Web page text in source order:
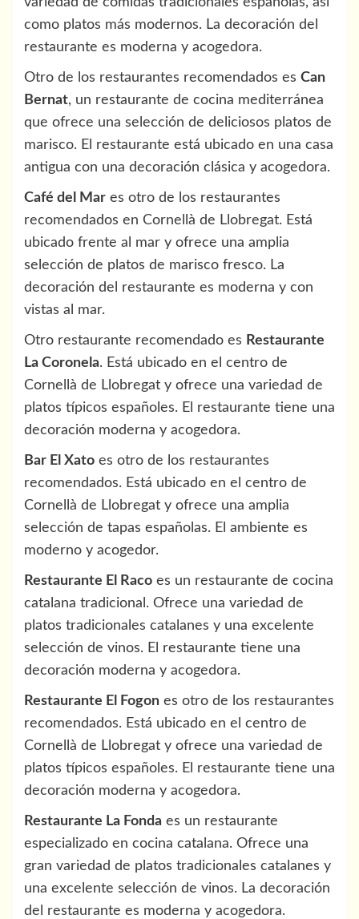
como platos más modernos. La decoración del
restaurante es moderna y acogedora.
Otro de los restaurantes recomendados es Can
Bernat, un restaurante de cocina mediterránea
que ofrece una selección de deliciosos platos de
marisco. El restaurante está ubicado en una casa
antigua con una decoración clásica y acogedora.
Café del Mar es otro de los restaurantes
recomendados en Cornellà de Llobregat. Está
ubicado frente al mar y ofrece una amplia
selección de platos de marisco fresco. La
decoración del restaurante es moderna y con
vistas al mar.
Otro restaurante recomendado es Restaurante
La Coronela. Está ubicado en el centro de
Cornellà de Llobregat y ofrece una variedad de
platos típicos españoles. El restaurante tiene una
decoración moderna y acogedora.
Bar El Xato es otro de los restaurantes
recomendados. Está ubicado en el centro de
Cornellà de Llobregat y ofrece una amplia
selección de tapas españolas. El ambiente es
moderno y acogedor.
Restaurante El Raco es un restaurante de cocina
catalana tradicional. Ofrece una variedad de
platos tradicionales catalanes y una excelente
selección de vinos. El restaurante tiene una
decoración moderna y acogedora.
Restaurante El Fogon es otro de los restaurantes
recomendados. Está ubicado en el centro de
Cornellà de Llobregat y ofrece una variedad de
platos típicos españoles. El restaurante tiene una
decoración moderna y acogedora.
Restaurante La Fonda es un restaurante
especializado en cocina catalana. Ofrece una
gran variedad de platos tradicionales catalanes y
una excelente selección de vinos. La decoración
del restaurante es moderna y acogedora.